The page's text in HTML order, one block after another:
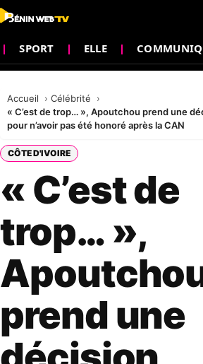
SPORT ELLE
Accueil
Célébrité
« C’est de trop… », Apoutchou prend une
pour n’avoir pas été honoré après la CAN
CÔTE D'IVOIRE
« C’est de
trop… »,
prend une